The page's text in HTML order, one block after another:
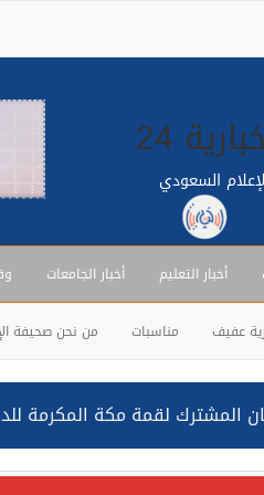
24
السعودي
أخبار التعليم أخبار الجامعات
عفيف مناسبات من نحن صحيفة
المشترك لقمة مكة المكرمة
القوات المشتركة للتحالف: